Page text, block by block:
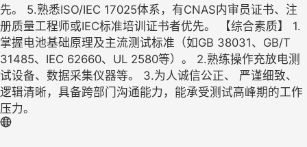
先。 5.熟悉ISO/IEC 17025体系，有CNAS内审员证书、注
册质量工程师或IEC标准培训证书者优先。 【综合素质】 1.
掌握电池基础原理及主流测试标准（如GB 38031、GB/T
31485、IEC 62660、UL 2580等）。 2.熟练操作充放电测
试设备、数据采集仪器等。 3.为人诚信公正、 严谨细致、
逻辑清晰，具备跨部门沟通能力，能承受测试高峰期的工作
压力。